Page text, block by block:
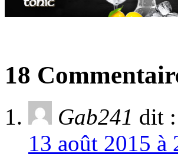
18
Gab241 dit :
13 août 2015 à